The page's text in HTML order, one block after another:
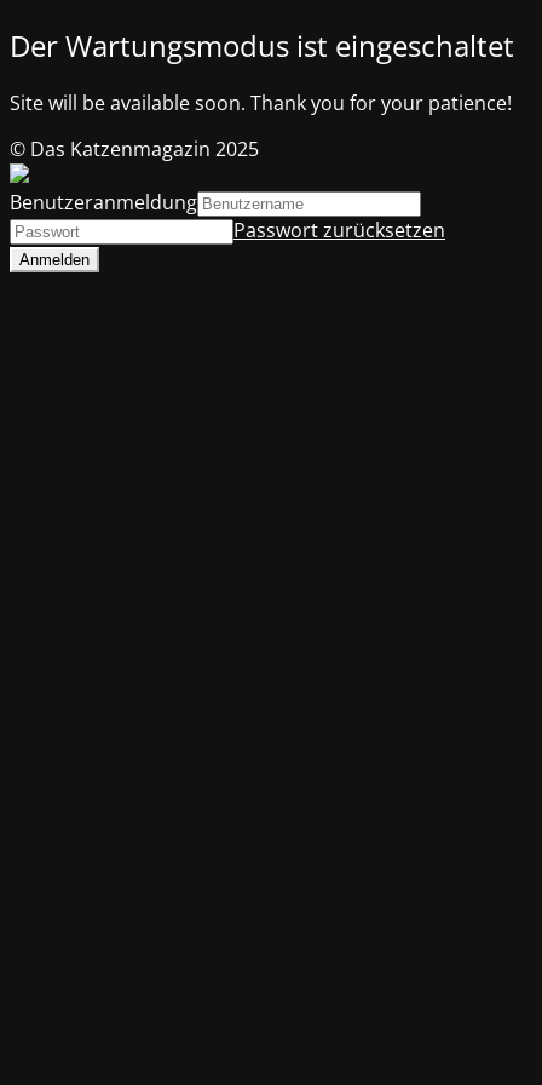
Der Wartungsmodus ist eingeschaltet
Site will be available soon. Thank you for your patience!
© Das Katzenmagazin 2025
Benutzeranmeldung
Passwort zurücksetzen